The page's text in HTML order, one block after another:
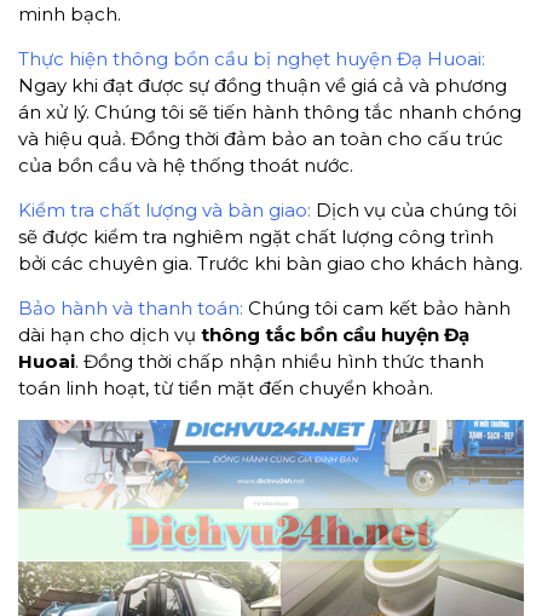
minh bạch.
Thực hiện thông bồn cầu bị nghẹt huyện Đạ Huoai:
Ngay khi đạt được sự đồng thuận về giá cả và phương
án xử lý. Chúng tôi sẽ tiến hành thông tắc nhanh chóng
và hiệu quả. Đồng thời đảm bảo an toàn cho cấu trúc
của bồn cầu và hệ thống thoát nước.
Kiểm tra chất lượng và bàn giao: Dịch vụ của chúng tôi
sẽ được kiểm tra nghiêm ngặt chất lượng công trình
bởi các chuyên gia. Trước khi bàn giao cho khách hàng.
Bảo hành và thanh toán: Chúng tôi cam kết bảo hành
dài hạn cho dịch vụ thông tắc bồn cầu huyện Đạ
Huoai. Đồng thời chấp nhận nhiều hình thức thanh
toán linh hoạt, từ tiền mặt đến chuyển khoản.